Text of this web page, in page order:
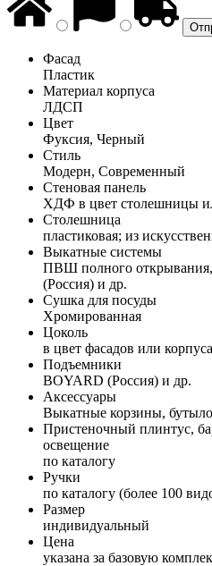
Фасад
Пластик
Материал корпуса
ЛДСП
Цвет
Фуксия, Черный
Стиль
Модерн, Современный
Стеновая панель
ХДФ в цвет столешницы
Столешница
пластиковая; из
Выкатные системы
ПВШ полного
(Россия) и др.
Сушка для посуды
Хромированная
Цоколь
в цвет фасадов или корпуса
Подъемники
BOYARD (Россия) и др.
Аксессуары
Выкатные корзины,
Пристеночный плинтус,
освещение
по каталогу
Ручки
по каталогу (более 100
Размер
индивидуальный
Цена
указана за базовую